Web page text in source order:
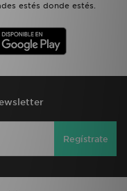
estés donde estés.
Regístrate